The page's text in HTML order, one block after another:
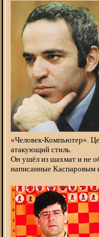
«Человек-Компьютер».
атакующий стиль.
Он ушёл из шахмат и не
написанные Каспаровым